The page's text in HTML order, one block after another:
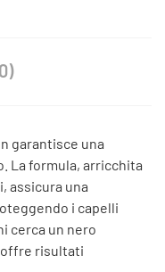
garantisce una
La formula, arricchita
assicura una
i capelli
cerca un nero
offre risultati